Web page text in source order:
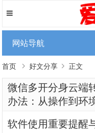
网站导航
首页 好文分享 正文
微信多开分身云端
办法：从操作到环
软件使用重要提醒